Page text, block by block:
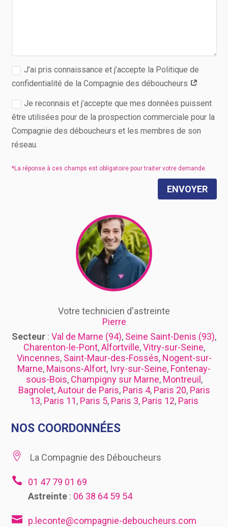
J’ai pris connaissance et j’accepte la Politique de
confidentialité de la Compagnie des déboucheurs
Je reconnais et j’accepte que mes données puissent
être utilisées pour de la prospection commerciale pour la
Compagnie des déboucheurs et les membres de son
réseau.
ENVOYER
Votre technicien d'astreinte
Pierre
Secteur : Val de Marne (94), Seine Saint-Denis (93),
Charenton-le-Pont,Alfortville,Vitry-sur-Seine,
Vincennes, Saint-Maur-des-Fossés, Nogent-sur-
Marne, Maisons-Alfort, Ivry-sur-Seine, Fontenay-
sous-Bois, Champigny sur Marne, Montreuil ,
Bagnolet,Autour de Paris, Paris 4, Paris 20, Paris
13, Paris 11, Paris 5, Paris 3, Paris 12, Paris
NOS COORDONNÉES
 La Compagnie des Déboucheurs

01 47 79 01 69
Astreinte: 06 38 64 59 54
 p.leconte@compagnie-deboucheurs.com